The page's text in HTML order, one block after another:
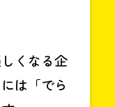
くなる企
は「でら